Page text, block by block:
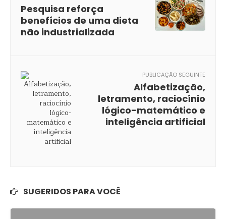
Pesquisa reforça
benefícios de uma dieta
não industrializada
PUBLICAÇÃO SEGUINTE
Alfabetização,
letramento, raciocínio
lógico-matemático e
inteligência artificial
SUGERIDOS PARA VOCÊ